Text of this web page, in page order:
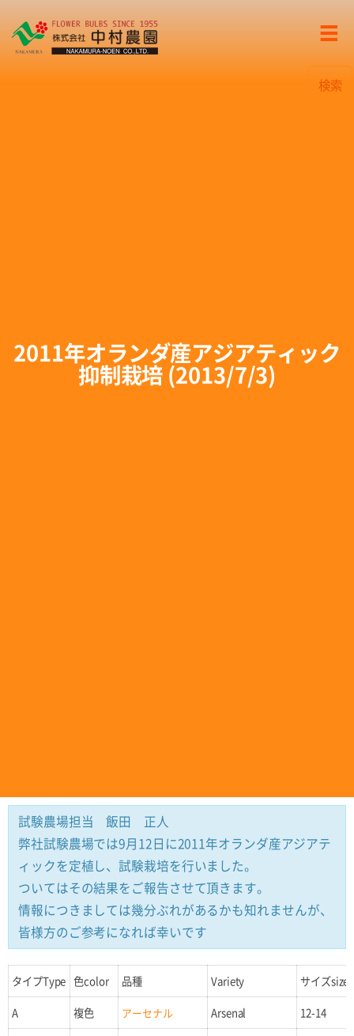
検索
2011年オランダ産アジアティック
抑制栽培 (2013/7/3)
試験農場担当 飯田 正人
弊社試験農場では9月12日に2011年オランダ産アジアテ
ィックを定植し、試験栽培を行いました。
ついてはその結果をご報告させて頂きます。
情報につきましては幾分ぶれがあるかも知れませんが、
皆様方のご参考になれば幸いです
タイプType 色color 品種 Variety サイズsize
A 複色 アーセナル Arsenal 12-14